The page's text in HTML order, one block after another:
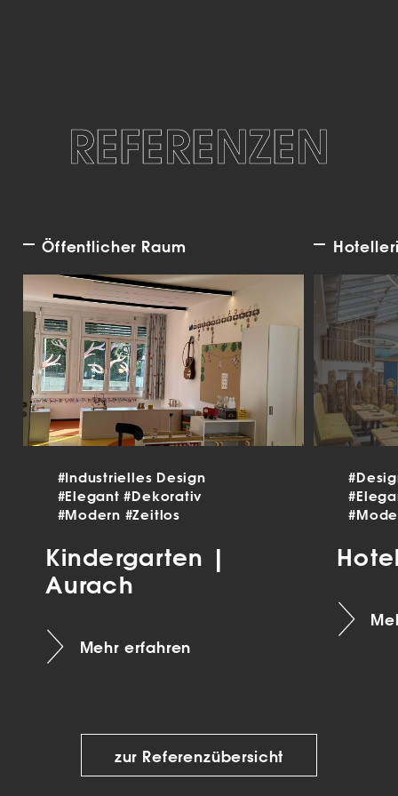
REFERENZEN
Öffentlicher Raum
#Industrielles Design
#Elegant#Dekorativ
#Modern #Zeitlos
Kindergarten |
Aurach
Mehr erfahren
zur Referenzübersicht